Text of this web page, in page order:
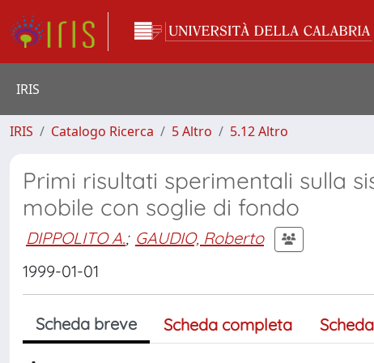
IRIS
IRIS Catalogo Ricerca 5 Altro 5.12 Altro
Primi risultati sperimentali sulla
mobile con soglie di fondo
DIPPOLITO A.; GAUDIO, Roberto
1999-01-01
Scheda breve Scheda completa